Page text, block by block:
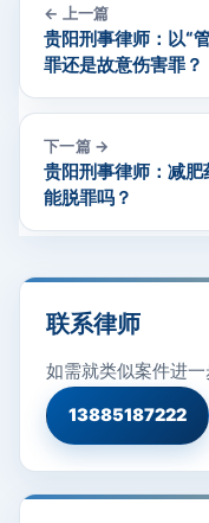
← 上一篇
贵阳刑事律师：以“
罪还是故意伤害罪？
下一篇 →
贵阳刑事律师：减肥
能脱罪吗？
联系律师
如需就类似案件进一
13885187222